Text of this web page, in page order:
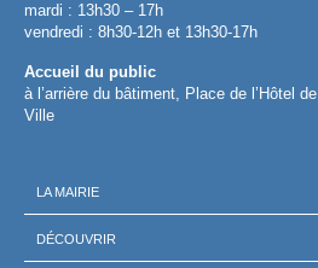
mardi : 13h30 – 17h
vendredi : 8h30-12h et 13h30-17h
Accueil du public
à l’arrière du bâtiment, Place de l’Hôtel de
Ville
LA MAIRIE
DÉCOUVRIR